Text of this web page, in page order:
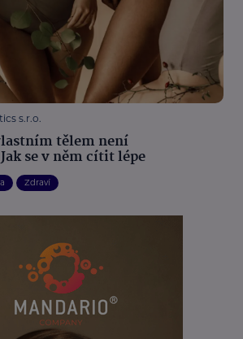
s.r.o.
tělem není
se v něm cítit lépe
Zdraví